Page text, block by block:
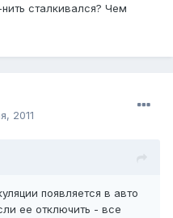
сталкивался? Чем
2011
появляется в авто
ее отключить - все